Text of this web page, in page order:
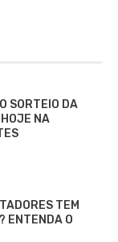
SORTEIO DA
NA
TEM
ENTENDA O